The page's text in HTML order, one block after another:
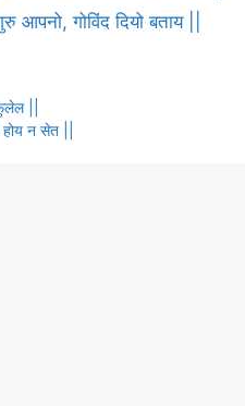
आपनो, गोविंद दियो बताय ||
||
न सेत ||